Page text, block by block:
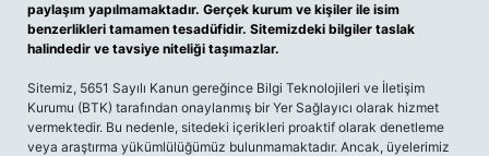
paylaşım yapılmamaktadır. Gerçek kurum ve kişiler ile isim
benzerlikleri tamamen tesadüfidir. Sitemizdeki bilgiler taslak
halindedir ve tavsiye niteliği taşımazlar.
Sitemiz, 5651 Sayılı Kanun gereğince Bilgi Teknolojileri ve İletişim
Kurumu (BTK) tarafından onaylanmış bir Yer Sağlayıcı olarak hizmet
vermektedir. Bu nedenle, sitedeki içerikleri proaktif olarak denetleme
veya araştırma yükümlülüğümüz bulunmamaktadır. Ancak, üyelerimiz